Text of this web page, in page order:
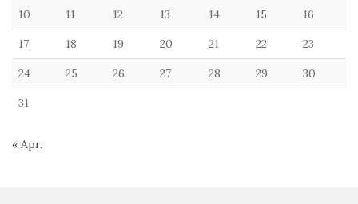
10 11 12 13 14 15 16
17 18 19 20 21 22 23
24 25 26 27 28 29 30
31
« Apr.